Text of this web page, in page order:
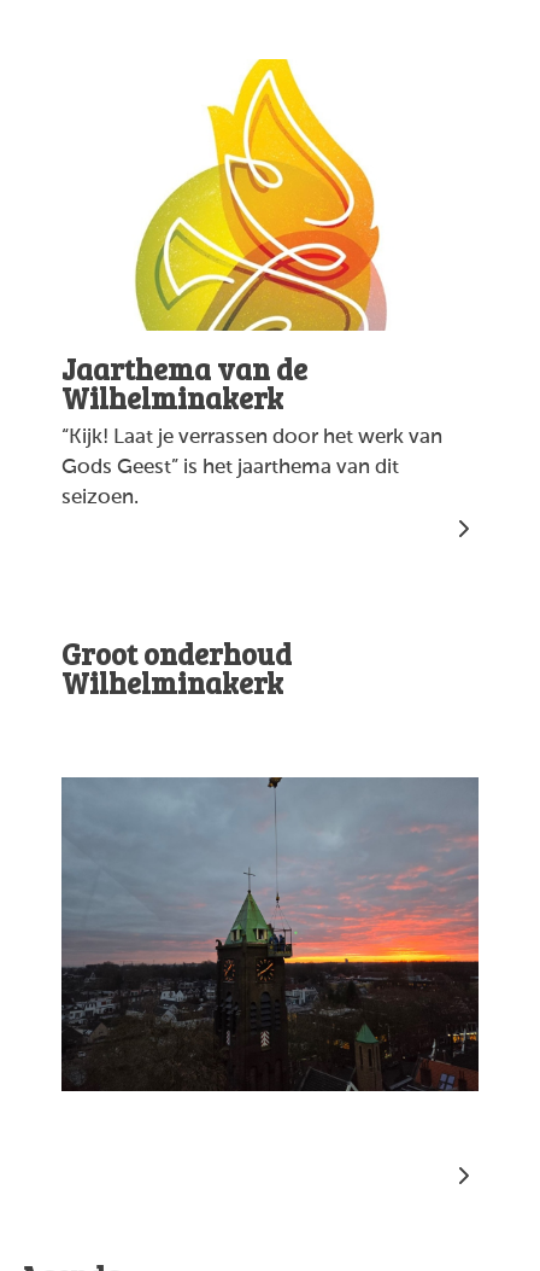
Jaarthema van de
Wilhelminakerk
“Kijk! Laat je verrassen door het werk van
Gods Geest” is het jaarthema van dit
seizoen.
Groot onderhoud
Wilhelminakerk